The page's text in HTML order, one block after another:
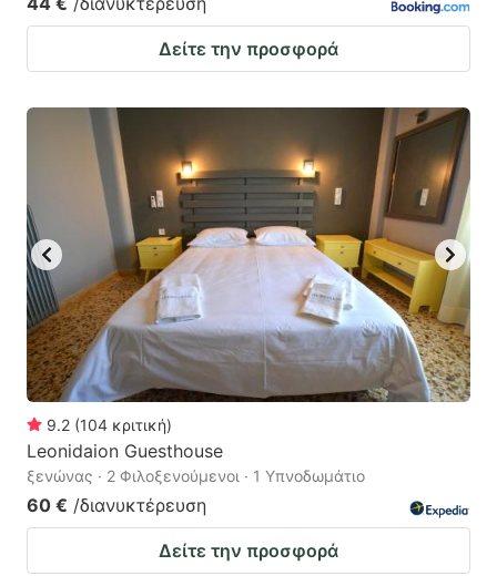
Δείτε την προσφορά
9.2 (104 κριτική)
Leonidaion Guesthouse
ξενώνας · 2 Φιλοξενούμενοι · 1 Υπνοδωμάτιο
60 € /διανυκτέρευση
Δείτε την προσφορά